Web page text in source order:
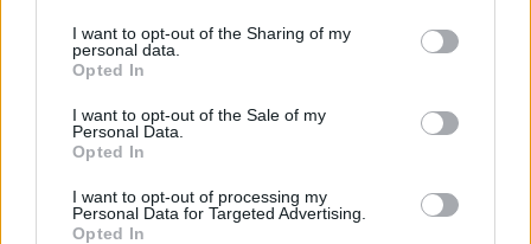
not limited to your visit or usage behaviour. You may click to
grant or deny consent to Google and its third-party tags to
use your data for below specified purposes in below Google
consent section.
I want to opt-out of the Sharing of my
personal data.
Opted In
I want to opt-out of the Sale of my
Personal Data.
Opted In
I want to opt-out of processing my
Personal Data for Targeted Advertising.
Opted In
Continua a leggere